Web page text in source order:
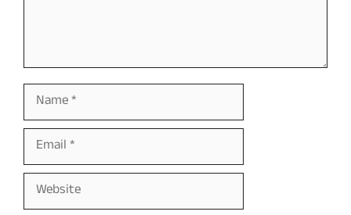
Name
Email
Website